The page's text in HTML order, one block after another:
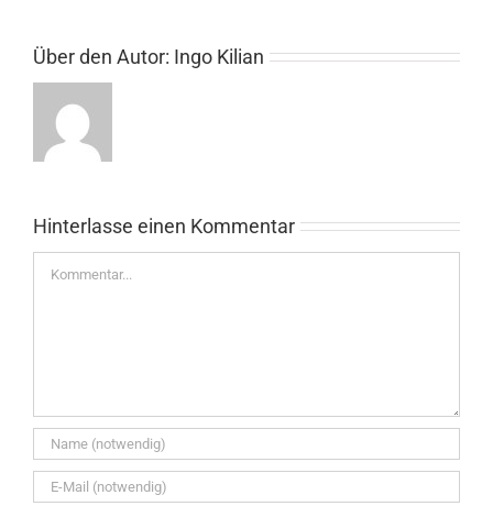
Über den Autor: Ingo Kilian
Hinterlasse einen Kommentar